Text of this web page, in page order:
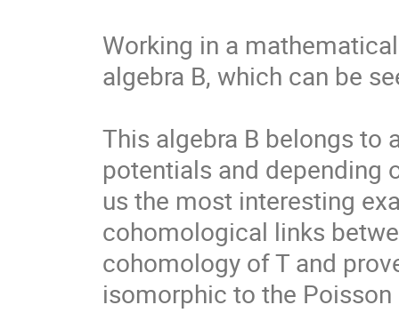
Working in a
algebra B, which can be
This algebra B belongs to
potentials and depending
us the most interesting
cohomological links
cohomology of T and
isomorphic to the